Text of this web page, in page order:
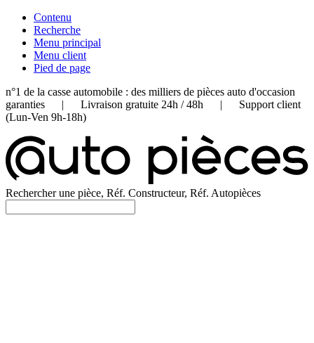
Contenu
Recherche
Menu principal
Menu client
Pied de page
n°1 de la casse automobile : des milliers de pièces auto d'occasion
garanties | Livraison gratuite 24h / 48h | Support client
(Lun-Ven 9h-18h)
Rechercher une pièce, Réf. Constructeur, Réf. Autopièces